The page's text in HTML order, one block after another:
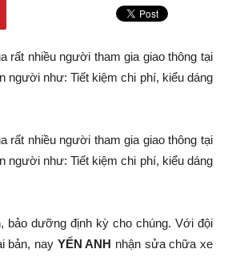
rất nhiều người tham gia giao thông tại
người như: Tiết kiệm chi phí, kiểu dáng
rất nhiều người tham gia giao thông tại
người như: Tiết kiệm chi phí, kiểu dáng
bảo dưỡng định kỳ cho chúng. Với đội
bản, nay YẾN ANH nhận sửa chữa xe